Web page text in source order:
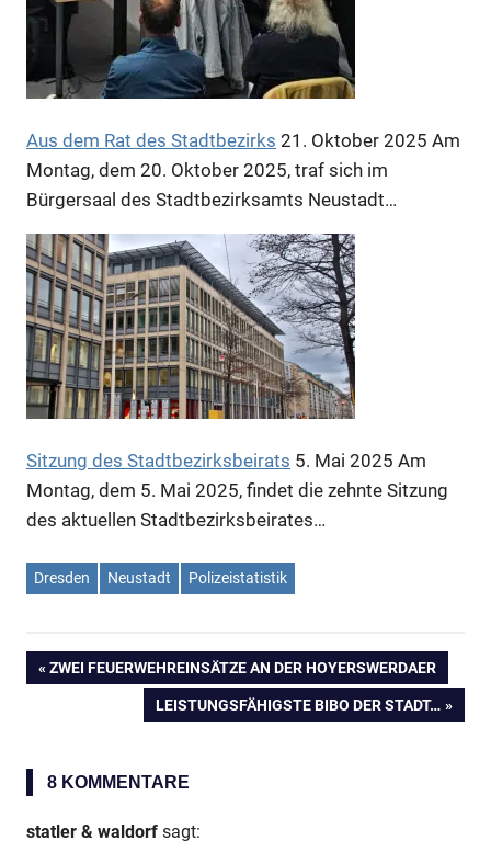
Anzeige
Anzeige
Anzeige
Anzeige
Anzeige
Anzeige
Aus dem Rat des Stadtbezirks 21. Oktober 2025 Am
Montag, dem 20. Oktober 2025, traf sich im
Bürgersaal des Stadtbezirksamts Neustadt…
Sitzung des Stadtbezirksbeirats 5. Mai 2025 Am
Montag, dem 5. Mai 2025, findet die zehnte Sitzung
des aktuellen Stadtbezirksbeirates…
Dresden Neustadt Polizeistatistik
Beitragsnavigation
VORHERIGER
ZWEI FEUERWEHREINSÄTZE AN DER HOYERSWERDAER
NÄCHSTER
LEISTUNGSFÄHIGSTE BIBO DER STADT…
8 KOMMENTARE
statler & waldorf sagt: